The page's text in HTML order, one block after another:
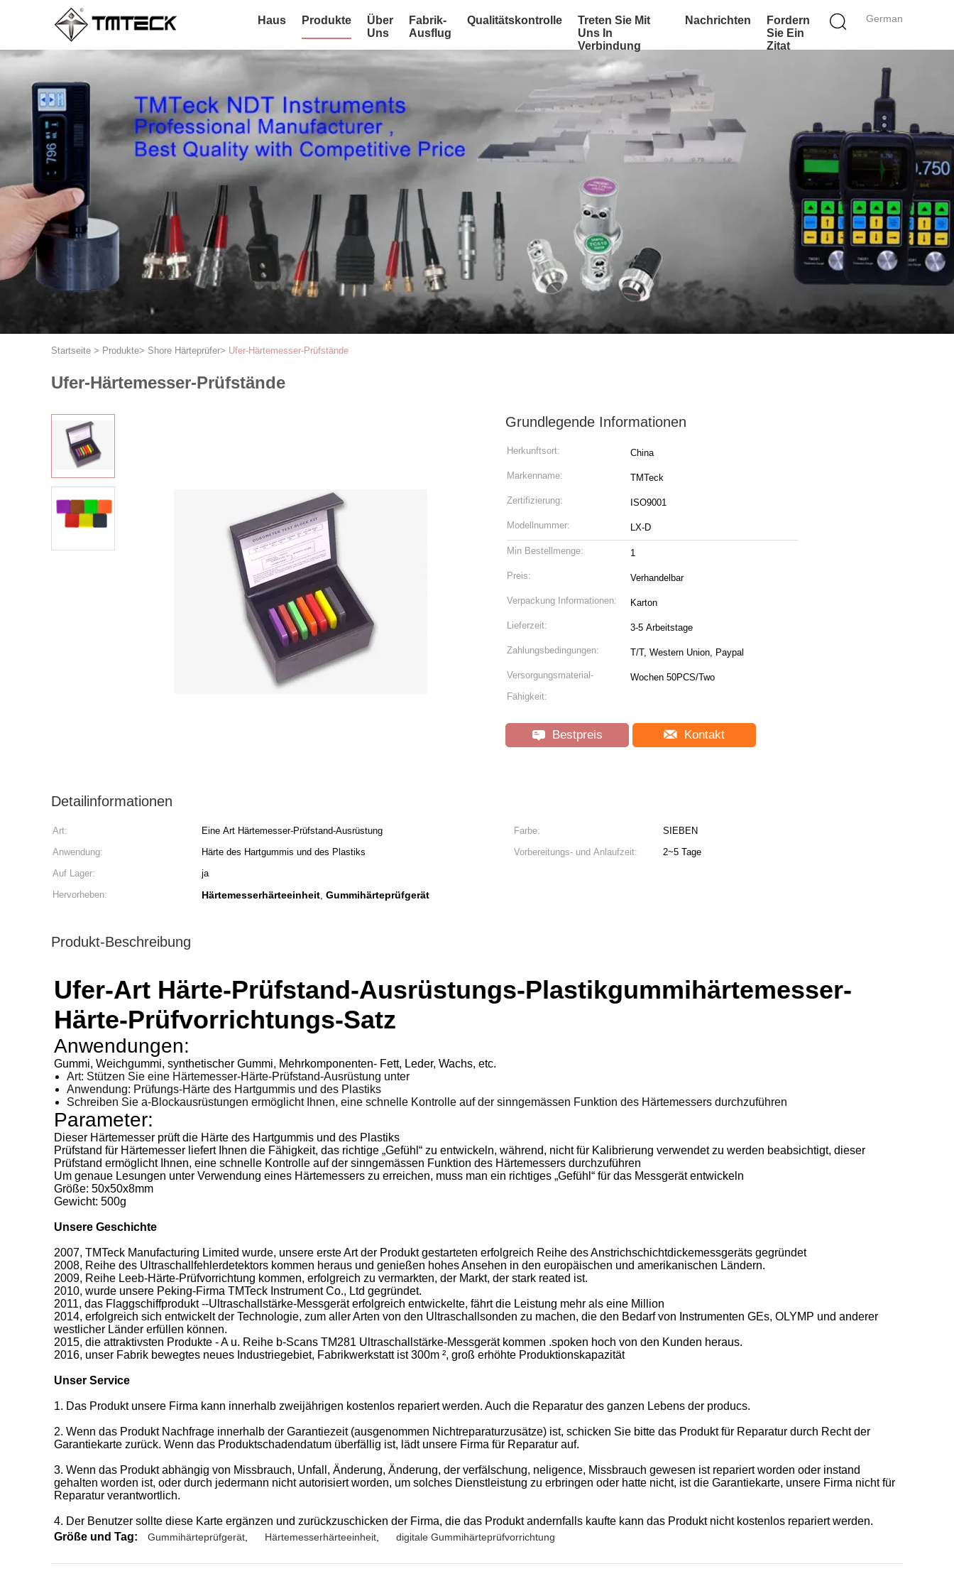
German
Haus Produkte
Über
Uns
Fabrik-
Ausflug
Qualitätskontrolle
Treten Sie Mit
Uns In
Verbindung
Nachrichten
Fordern
Sie Ein
Zitat
Startseite > Produkte> Shore Härteprüfer> Ufer-Härtemesser-Prüfstände
Ufer-Härtemesser-Prüfstände
Grundlegende Informationen
Herkunftsort: China
Markenname: TMTeck
Zertifizierung: ISO9001
Modellnummer: LX-D
Min Bestellmenge: 1
Preis: Verhandelbar
Verpackung Informationen: Karton
Lieferzeit: 3-5 Arbeitstage
Zahlungsbedingungen: T/T, Western Union, Paypal
Versorgungsmaterial-
Fähigkeit:
Wochen 50PCS/Two
Bestpreis Kontakt
Detailinformationen
Art: Eine Art Härtemesser-Prüfstand-Ausrüstung Farbe:
SIEBEN
Anwendung:
Härte des Hartgummis und des Plastiks Vorbereitungs- und Anlaufzeit:
2~5 Tage
Auf Lager:
ja
Hervorheben:
Härtemesserhärteeinheit, Gummihärteprüfgerät
Produkt-Beschreibung
Ufer-Art Härte-Prüfstand-Ausrüstungs-Plastikgummihärtemesser-
Härte-Prüfvorrichtungs-Satz
Anwendungen:
Gummi, Weichgummi, synthetischer Gummi, Mehrkomponenten- Fett, Leder, Wachs, etc.
Art: Stützen Sie eine Härtemesser-Härte-Prüfstand-Ausrüstung unter
Anwendung: Prüfungs-Härte des Hartgummis und des Plastiks
Schreiben Sie a-Blockausrüstungen ermöglicht Ihnen, eine schnelle Kontrolle auf der sinngemässen Funktion des Härtemessers durchzuführen
Parameter:
Dieser Härtemesser prüft die Härte des Hartgummis und des Plastiks
Prüfstand für Härtemesser liefert Ihnen die Fähigkeit, das richtige „Gefühl“ zu entwickeln, während, nicht für Kalibrierung verwendet zu werden beabsichtigt, dieser
Prüfstand ermöglicht Ihnen, eine schnelle Kontrolle auf der sinngemässen Funktion des Härtemessers durchzuführen
Um genaue Lesungen unter Verwendung eines Härtemessers zu erreichen, muss man ein richtiges „Gefühl“ für das Messgerät entwickeln
Größe: 50x50x8mm
Gewicht: 500g
Unsere Geschichte
2007, TMTeck Manufacturing Limited wurde, unsere erste Art der Produkt gestarteten erfolgreich Reihe des Anstrichschichtdickemessgeräts gegründet
2008, Reihe des Ultraschallfehlerdetektors kommen heraus und genießen hohes Ansehen in den europäischen und amerikanischen Ländern.
2009, Reihe Leeb-Härte-Prüfvorrichtung kommen, erfolgreich zu vermarkten, der Markt, der stark reated ist.
2010, wurde unsere Peking-Firma TMTeck Instrument Co., Ltd gegründet.
2011, das Flaggschiffprodukt --Ultraschallstärke-Messgerät erfolgreich entwickelte, fährt die Leistung mehr als eine Million
2014, erfolgreich sich entwickelt der Technologie, zum aller Arten von den Ultraschallsonden zu machen, die den Bedarf von Instrumenten GEs, OLYMP und anderer
westlicher Länder erfüllen können.
2015, die attraktivsten Produkte - A u. Reihe b-Scans TM281 Ultraschallstärke-Messgerät kommen .spoken hoch von den Kunden heraus.
2016, unser Fabrik bewegtes neues Industriegebiet, Fabrikwerkstatt ist 300m ², groß erhöhte Produktionskapazität
Unser Service
1. Das Produkt unsere Firma kann innerhalb zweijährigen kostenlos repariert werden. Auch die Reparatur des ganzen Lebens der producs.
2. Wenn das Produkt Nachfrage innerhalb der Garantiezeit (ausgenommen Nichtreparaturzusätze) ist, schicken Sie bitte das Produkt für Reparatur durch Recht der
Garantiekarte zurück. Wenn das Produktschadendatum überfällig ist, lädt unsere Firma für Reparatur auf.
3. Wenn das Produkt abhängig von Missbrauch, Unfall, Änderung, Änderung, der verfälschung, neligence, Missbrauch gewesen ist repariert worden oder instand
gehalten worden ist, oder durch jedermann nicht autorisiert worden, um solches Dienstleistung zu erbringen oder hatte nicht, ist die Garantiekarte, unsere Firma nicht für
Reparatur verantwortlich.
4. Der Benutzer sollte diese Karte ergänzen und zurückzuschicken der Firma, die das Produkt andernfalls kaufte kann das Produkt nicht kostenlos repariert werden.
Größe und Tag:
Gummihärteprüfgerät Härtemesserhärteeinheit digitale Gummihärteprüfvorrichtung